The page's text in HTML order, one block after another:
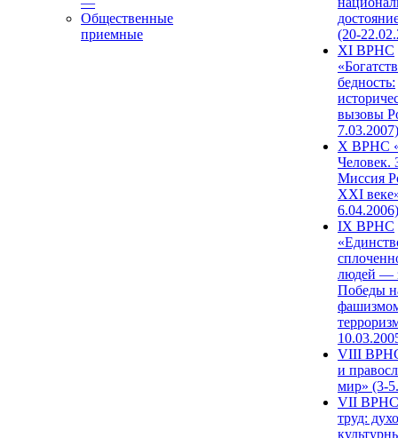
Общественные
приемные
(20-
XI ВРНС
бедность:
вызовы
7.03.2007)
X ВРНС
Человек.
Миссия
XXI
6.04.2006)
IX ВРНС
людей —
Победы
VIII
и
мир» (3-
VII ВРНС
труд: